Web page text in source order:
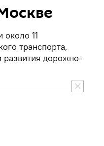
11
транспорта,
развития дорожно-